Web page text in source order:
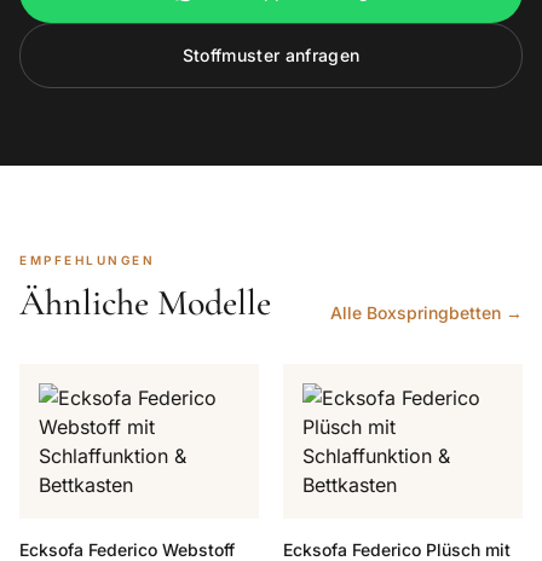
Stoffmuster anfragen
EMPFEHLUNGEN
Ähnliche Modelle Alle Boxspringbetten →
Ecksofa Federico Webstoff
Ecksofa Federico Plüsch mit